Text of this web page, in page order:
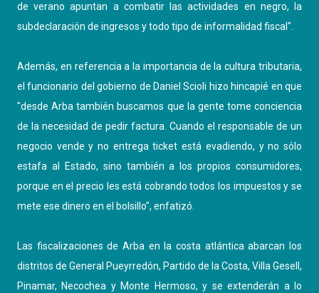
de verano apuntan a combatir las actividades en negro, la
subdeclaración de ingresos y todo tipo de informalidad fiscal".
Además, en referencia a la importancia de la cultura tributaria,
el funcionario del gobierno de Daniel Scioli hizo hincapié en que
"desde Arba también buscamos que la gente tome conciencia
de la necesidad de pedir factura. Cuando el responsable de un
negocio vende y no entrega ticket está evadiendo, y no sólo
estafa al Estado, sino también a los propios consumidores,
porque en el precio les está cobrando todos los impuestos y se
mete ese dinero en el bolsillo", enfatizó.
Las fiscalizaciones de Arba en la costa atlántica abarcan los
distritos de General Pueyrredón, Partido de la Costa, Villa Gesell,
Pinamar, Necochea y Monte Hermoso, y se extenderán a lo